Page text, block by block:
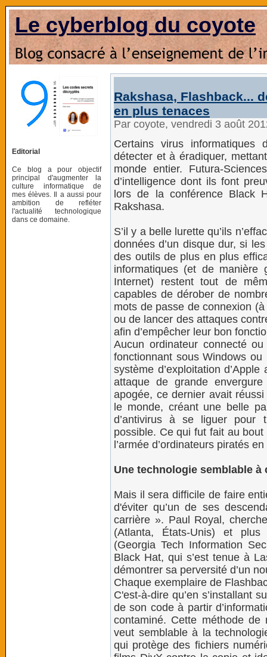
Le cyberblog du coyote
Editorial
Ce blog a pour objectif
principal d'augmenter la
culture informatique de
mes élèves. Il a aussi pour
ambition de refléter
l'actualité technologique
dans ce domaine.
Rakshasa, Flashback...
en plus tenaces
Par coyote, vendredi 3 août
Certains virus
détecter et à éradiquer,
monde entier. Futura-
d’intelligence dont ils font
lors de la conférence Black
Rakshasa.
S’il y a belle lurette qu’ils
données d’un disque dur, si
des outils de plus en plus
informatiques (et de manière
Internet) restent tout de
capables de dérober de
mots de passe de connexion
ou de lancer des attaques
afin d’empêcher leur bon
Aucun ordinateur connecté
fonctionnant sous Windows
système d’exploitation d’Apple
attaque de grande
apogée, ce dernier avait
le monde, créant une belle
d’antivirus à se liguer pour
possible. Ce qui fut fait au
l’armée d’ordinateurs piratés
Une technologie semblable à
Mais il sera difficile de faire
d'éviter qu’un de ses
carrière ». Paul Royal,
(Atlanta, États-Unis) et
(Georgia Tech Information
Black Hat, qui s’est tenue à
démontrer sa perversité d’un
Chaque exemplaire de
C'est-à-dire qu’en s’installant
de son code à partir
contaminé. Cette méthode
veut semblable à la
qui protège des fichiers